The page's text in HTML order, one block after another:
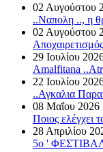
02 Αυγούστου
..Ναπολη .., η
02 Αυγούστου
29 Ιουλίου
Amalfitana
22 Ιουλίου
..Αγκαλια
08 Μαΐου 2026
Ποιος ελέγχει
28 Απριλίου
5o '